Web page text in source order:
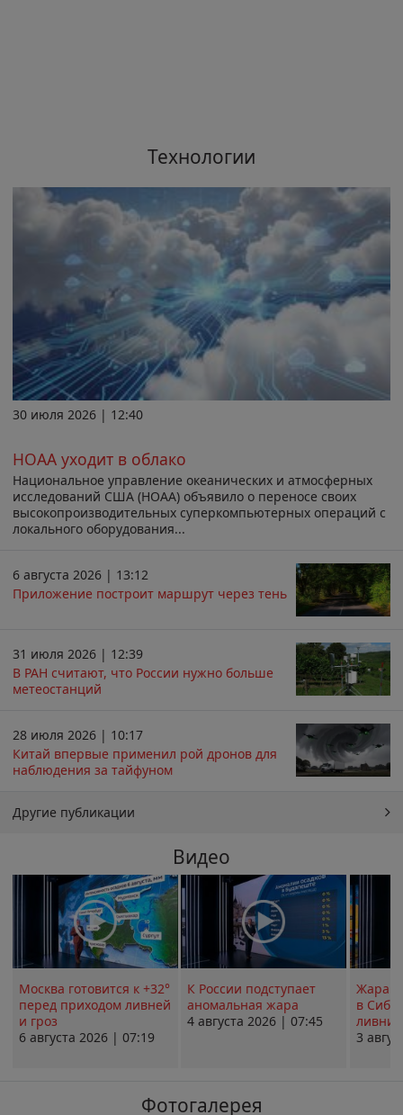
Технологии
30 июля 2026 | 12:40
НОАА уходит в облако
Национальное управление океанических и атмосферных
исследований США (НОАА) объявило о переносе своих
высокопроизводительных суперкомпьютерных операций с
локального оборудования...
6 августа 2026 | 13:12
Приложение построит маршрут через тень
31 июля 2026 | 12:39
В РАН считают, что России нужно больше
метеостанций
28 июля 2026 | 10:17
Китай впервые применил рой дронов для
наблюдения за тайфуном
Другие публикации
Видео
Москва готовится к +32°
перед приходом ливней
и гроз
6 августа 2026 | 07:19
К России подступает
аномальная жара
4 августа 2026 | 07:45
Жара в
в
ливни
3
Фотогалерея